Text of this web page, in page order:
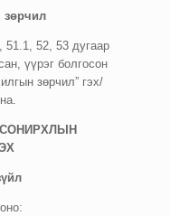
зөрчил
51.1, 52, 53 дугаар
үүрэг болгосон
зөрчил” гэх/